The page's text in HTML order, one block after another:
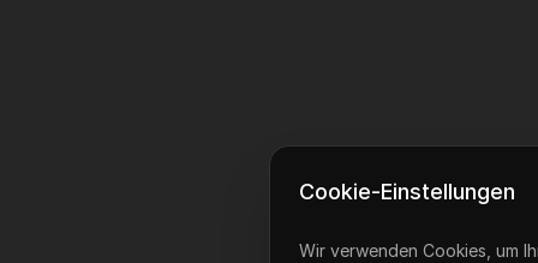
Cookie-Einstellungen
Wir verwenden Cookies, um